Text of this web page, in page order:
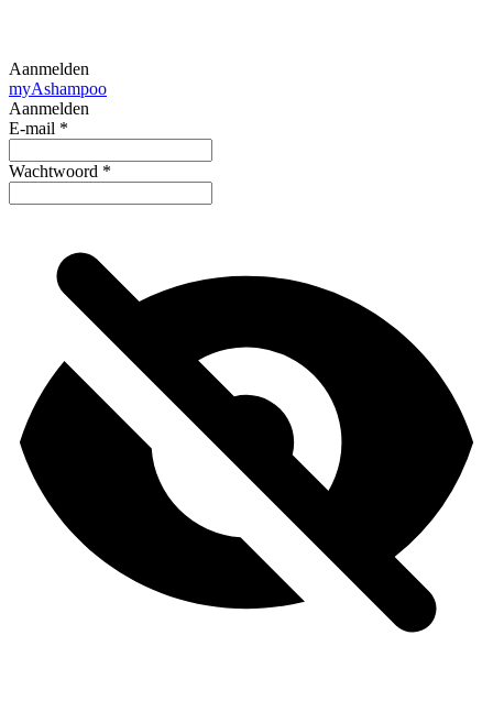
Aanmelden
myAshampoo
Aanmelden
E-mail *
Wachtwoord *